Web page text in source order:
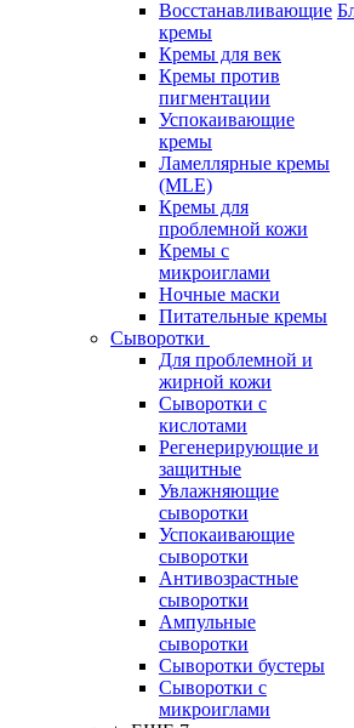
Восстанавливающие
кремы
Кремы для век
Кремы против
пигментации
Успокаивающие
кремы
Ламеллярные кремы
(MLE)
Кремы для
проблемной кожи
Кремы с
микроиглами
Ночные маски
Питательные кремы
Сыворотки
Для проблемной и
жирной кожи
Сыворотки с
кислотами
Регенерирующие и
защитные
Увлажняющие
сыворотки
Успокаивающие
сыворотки
Антивозрастные
сыворотки
Ампульные
сыворотки
Сыворотки бустеры
Сыворотки с
микроиглами